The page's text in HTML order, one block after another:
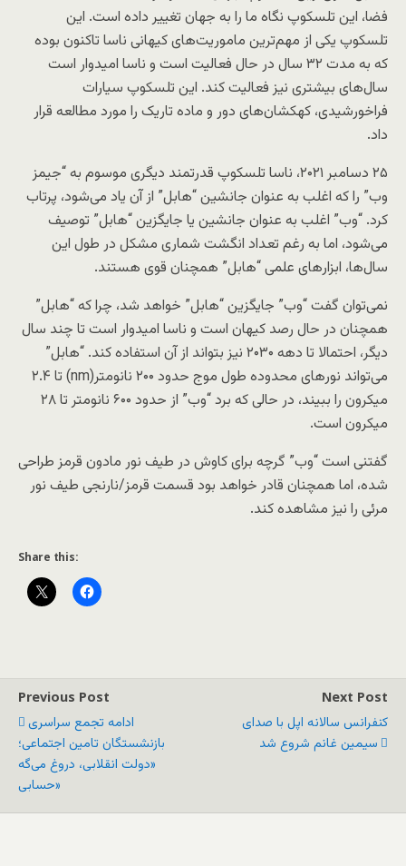
فضا، این تلسکوپ نگاه ما را به جهان تغییر داده است. این
تلسکوپ یکی از مهم‌ترین ماموریت‌های کیهانی ناسا تاکنون بوده
که به مدت ۳۲ سال در حال فعالیت است و ناسا امیدوار است
سال‌های بیشتری نیز فعالیت کند. این تلسکوپ سیارات
فراخورشیدی، کهکشان‌های دور و ماده‌ تاریک را مورد مطالعه قرار
داد.
۲۵ دسامبر ۲۰۲۱، ناسا تلسکوپ قدرتمند دیگری موسوم به “جیمز
وب” را که اغلب به عنوان جانشین “هابل” از آن یاد می‌شود، پرتاب
کرد. “وب” اغلب به عنوان جانشین یا جایگزین “هابل” توصیف
می‌شود، اما به رغم تعداد انگشت شماری مشکل در طول این
سال‌ها، ابزارهای علمی “هابل” همچنان قوی هستند.
نمی‌توان گفت “وب” جایگزین “هابل” خواهد شد، چرا که “هابل”
همچنان در حال رصد کیهان است و ناسا امیدوار است تا چند سال
دیگر، احتمالا تا دهه ۲۰۳۰ نیز بتواند از آن استفاده کند. “هابل”
می‌تواند نورهای محدوده طول موج حدود ۲۰۰ نانومتر(nm) تا ۲.۴
میکرون را ببیند، در حالی که برد “وب” از حدود ۶۰۰ نانومتر تا ۲۸
میکرون است.
گفتنی است “وب” گرچه برای کاوش در طیف نور مادون قرمز طراحی
شده، اما همچنان قادر خواهد بود قسمت قرمز/نارنجی طیف نور
مرئی را نیز مشاهده کند.
Share this:
Previous Post
ادامه تجمع سراسری
بازنشستگان تامین اجتماعی؛
«دولت انقلابی، دروغ می‌گه
حسابی»
Next Post
کنفرانس سالانه اپل با صدای
سیمین غانم شروع شد